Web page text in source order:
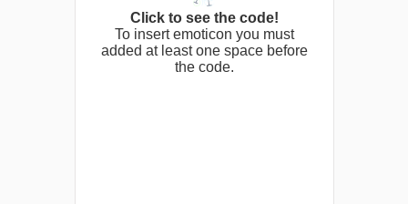
Click to see the code!
To insert emoticon you must
added at least one space before
the code.